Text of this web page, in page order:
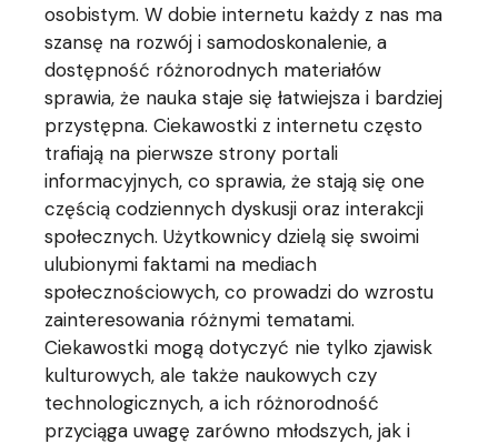
osobistym. W dobie internetu każdy z nas ma
szansę na rozwój i samodoskonalenie, a
dostępność różnorodnych materiałów
sprawia, że nauka staje się łatwiejsza i bardziej
przystępna. Ciekawostki z internetu często
trafiają na pierwsze strony portali
informacyjnych, co sprawia, że stają się one
częścią codziennych dyskusji oraz interakcji
społecznych. Użytkownicy dzielą się swoimi
ulubionymi faktami na mediach
społecznościowych, co prowadzi do wzrostu
zainteresowania różnymi tematami.
Ciekawostki mogą dotyczyć nie tylko zjawisk
kulturowych, ale także naukowych czy
technologicznych, a ich różnorodność
przyciąga uwagę zarówno młodszych, jak i